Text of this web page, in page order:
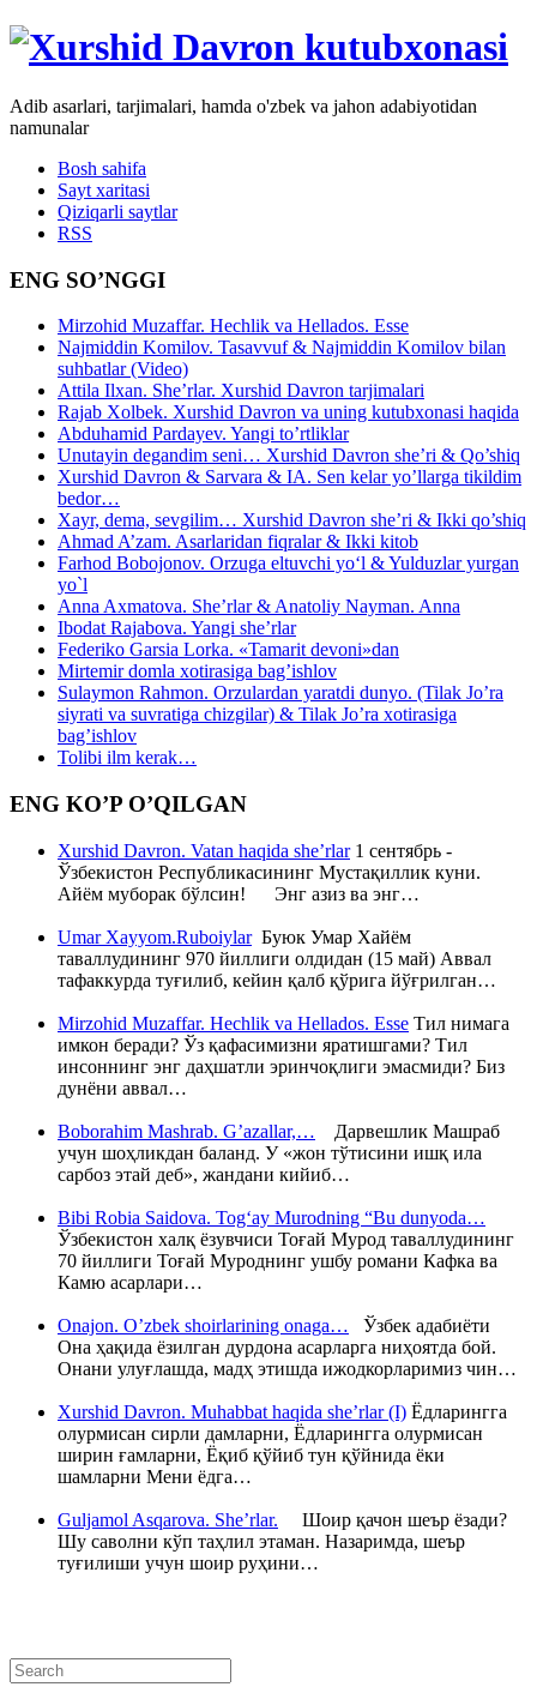
Adib asarlari, tarjimalari, hamda o'zbek va jahon adabiyotidan
namunalar
Bosh sahifa
Sayt xaritasi
Qiziqarli saytlar
RSS
ENG SO’NGGI
Mirzohid Muzaffar. Hechlik va Hellados. Esse
Najmiddin Komilov. Tasavvuf & Najmiddin Komilov bilan
suhbatlar (Video)
Attila Ilxan. She’rlar. Xurshid Davron tarjimalari
Rajab Xolbek. Xurshid Davron va uning kutubxonasi haqida
Abduhamid Pardayev. Yangi to’rtliklar
Unutayin degandim seni… Xurshid Davron she’ri & Qo’shiq
Xurshid Davron & Sarvara & IA. Sen kelar yo’llarga tikildim
bedor…
Xayr, dema, sevgilim… Xurshid Davron she’ri & Ikki qo’shiq
Ahmad A’zam. Asarlaridan fiqralar & Ikki kitob
Farhod Bobojonov. Orzuga eltuvchi yo‘l & Yulduzlar yurgan
yo`l
Anna Axmatova. She’rlar & Anatoliy Nayman. Anna
Ibodat Rajabova. Yangi she’rlar
Federiko Garsia Lorka. «Tamarit devoni»dan
Mirtemir domla xotirasiga bag’ishlov
Sulaymon Rahmon. Orzulardan yaratdi dunyo. (Tilak Jo’ra
siyrati va suvratiga chizgilar) & Tilak Jo’ra xotirasiga
bag’ishlov
Tolibi ilm kerak…
ENG KO’P O’QILGAN
Xurshid Davron. Vatan haqida she’rlar1 сентябрь -
Ўзбекистон Республикасининг Мустақиллик куни.
Айём муборак бўлсин! Энг азиз ва энг…
Umar Xayyom.RuboiylarБуюк Умар Хайём
таваллудининг 970 йиллиги олдидан (15 май) Аввал
тафаккурда туғилиб, кейин қалб қўрига йўғрилган…
Mirzohid Muzaffar. Hechlik va Hellados. Esse Тил нимага
имкон беради? Ўз қафасимизни яратишгами? Тил
инсоннинг энг даҳшатли эринчоқлиги эмасмиди? Биз
дунёни аввал…
Boborahim Mashrab. G’azallar,… Дарвешлик Машраб
учун шоҳликдан баланд. У «жон тўтисини ишқ ила
сарбоз этай деб», жандани кийиб…
Bibi Robia Saidova. Tog‘ay Murodning “Bu dunyoda…
Ўзбекистон халқ ёзувчиси Тоғай Мурод таваллудининг
70 йиллиги Тоғай Муроднинг ушбу романи Кафка ва
Камю асарлари…
Onajon. O’zbek shoirlarining onaga… Ўзбек адабиёти
Она ҳақида ёзилган дурдона асарларга ниҳоятда бой.
Онани улуғлашда, мадҳ этишда ижодкорларимиз чин…
Xurshid Davron. Muhabbat haqida she’rlar (I) Ёдларингга
олурмисан сирли дамларни, Ёдларингга олурмисан
ширин ғамларни, Ёқиб қўйиб тун қўйнида ёки
шамларни Мени ёдга…
Guljamol Asqarova. She’rlar. Шоир қачон шеър ёзади?
Шу саволни кўп таҳлил этаман. Назаримда, шеър
туғилиши учун шоир руҳини…